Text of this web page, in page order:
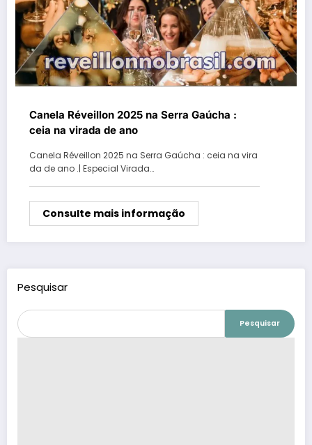
Canela Réveillon 2025 na Serra Gaúcha :
ceia na virada de ano
Canela Réveillon 2025 na Serra Gaúcha : ceia na vira
da de ano .| Especial Virada…
Consulte mais informação
Pesquisar
Pesquisar